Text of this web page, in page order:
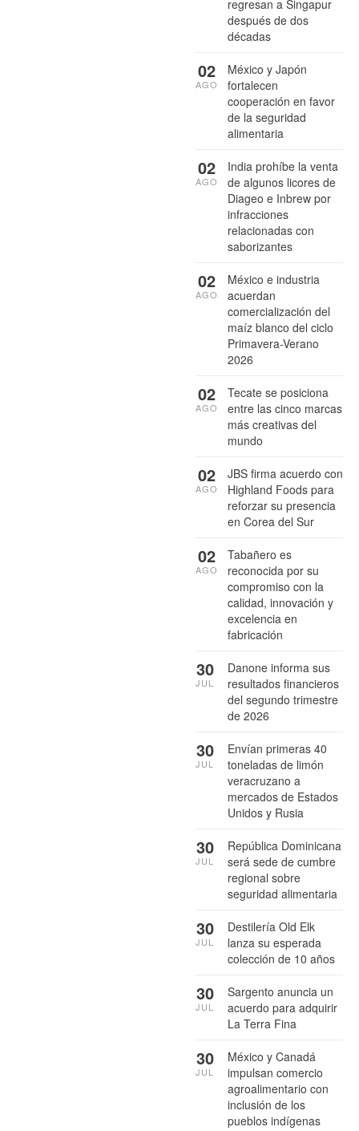
regresan a Singapur
después de dos
décadas
México y Japón
fortalecen
cooperación en favor
de la seguridad
alimentaria
02
AGO
India prohíbe la venta
de algunos licores de
Diageo e Inbrew por
infracciones
relacionadas con
saborizantes
02
AGO
México e industria
acuerdan
comercialización del
maíz blanco del ciclo
Primavera-Verano
2026
02
AGO
Tecate se posiciona
entre las cinco marcas
más creativas del
mundo
02
AGO
JBS firma acuerdo con
Highland Foods para
reforzar su presencia
en Corea del Sur
02
AGO
Tabañero es
reconocida por su
compromiso con la
calidad, innovación y
excelencia en
fabricación
02
AGO
Danone informa sus
resultados financieros
del segundo trimestre
de 2026
30
JUL
Envían primeras 40
toneladas de limón
veracruzano a
mercados de Estados
Unidos y Rusia
30
JUL
República Dominicana
será sede de cumbre
regional sobre
seguridad alimentaria
30
JUL
Destilería Old Elk
lanza su esperada
colección de 10 años
30
JUL
Sargento anuncia un
acuerdo para adquirir
La Terra Fina
30
JUL
México y Canadá
impulsan comercio
agroalimentario con
inclusión de los
pueblos indígenas
30
JUL